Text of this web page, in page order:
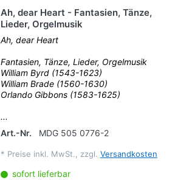
Ah, dear Heart - Fantasien, Tänze,
Lieder, Orgelmusik
Ah, dear Heart
Fantasien, Tänze, Lieder, Orgelmusik
William Byrd (1543-1623)
William Brade (1560-1630)
Orlando Gibbons (1583-1625)
...
Art.-Nr.
MDG 505 0776-2
* Preise inkl. MwSt., zzgl. Versandkosten
sofort lieferbar